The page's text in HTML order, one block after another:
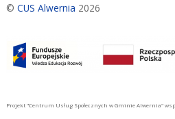
© CUS Alwernia 2026
Projekt "Centrum Usług Społecznych w Gminie Alwernia"